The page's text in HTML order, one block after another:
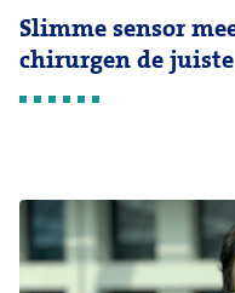
Slimme sensor
chirurgen de